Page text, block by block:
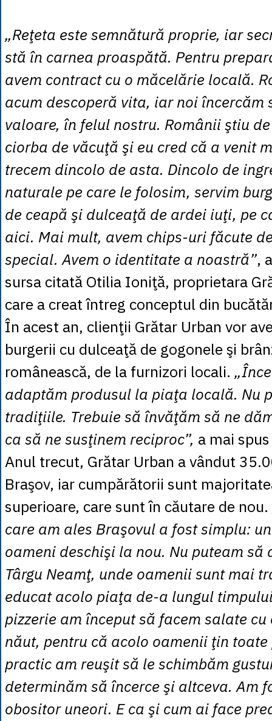
„Reţeta este semnătură proprie, iar
stă în carnea proaspătă. Pentru
avem contract cu o măcelărie locală.
acum descoperă vita, iar noi încercăm
valoare, în felul nostru. Românii ştiu
ciorba de văcuţă şi eu cred că a venit
trecem dincolo de asta. Dincolo de
naturale pe care le folosim, servim
de ceapă şi dulceaţă de ardei iuţi, pe
aici. Mai mult, avem chips-uri făcute
special. Avem o identitate a noastră”,
sursa citată Otilia Ioniţă, proprietara
care a creat întreg conceptul din
În acest an, clienţii Grătar Urban vor
burgerii cu dulceaţă de gogonele şi
românească, de la furnizori locali.
adaptăm produsul la piaţa locală. Nu
tradiţiile. Trebuie să învăţăm să ne
ca să ne susţinem reciproc”, a mai
Anul trecut, Grătar Urban a vândut
Braşov, iar cumpărătorii sunt
superioare, care sunt în căutare de nou.
care am ales Braşovul a fost simplu:
oameni deschişi la nou. Nu puteam să
Târgu Neamţ, unde oamenii sunt mai
educat acolo piaţa de-a lungul
pizzerie am început să facem salate cu
năut, pentru că acolo oamenii ţin
practic am reuşit să le schimbăm
determinăm să încerce şi altceva. Am
obositor uneori. E ca şi cum ai face